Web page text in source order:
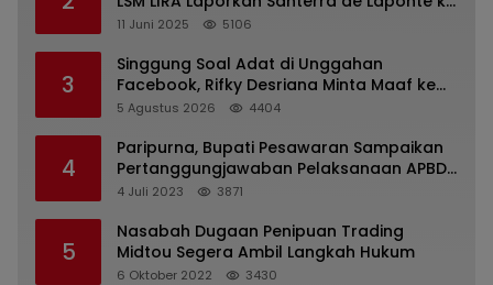
Kejaksaan Kota Batu
11 Juni 2025 5106
3
Singgung Soal Adat di Unggahan
Facebook, Rifky Desriana Minta Maaf ke
PDA dan Bupati Kubar
5 Agustus 2026 4404
4
Paripurna, Bupati Pesawaran Sampaikan
Pertanggungjawaban Pelaksanaan APBD
2022
4 Juli 2023 3871
5
Nasabah Dugaan Penipuan Trading
Midtou Segera Ambil Langkah Hukum
6 Oktober 2022 3430